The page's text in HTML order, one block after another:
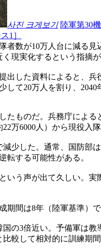
사진 크게보기 陸軍第30
1］
数が10万人台に減る
現実化するという指摘が
した資料によると、兵
て20万人を割り、
ものだ。兵務庁による
万6000人）から現役入
少した。通常、国防
転する可能性がある。
う声が出て久しい。
間は8年（陸軍基準）
の3倍近い。予備軍は
較して相対的に訓練期